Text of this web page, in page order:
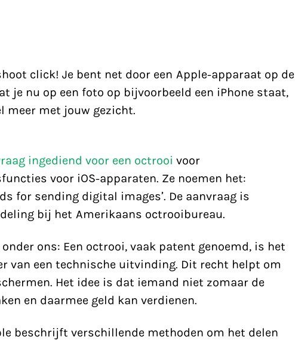
click! Je bent net door een Apple-apparaat op de
je nu op een foto op bijvoorbeeld een iPhone staat,
meer met jouw gezicht.
ingediend voor een octrooi voor
voor iOS-apparaten. Ze noemen het:
for sending digital images’. De aanvraag is
bij het Amerikaans octrooibureau.
ons: Een octrooi, vaak patent genoemd, is het
van een technische uitvinding. Dit recht helpt om
Het idee is dat iemand niet zomaar de
en daarmee geld kan verdienen.
beschrijft verschillende methoden om het delen